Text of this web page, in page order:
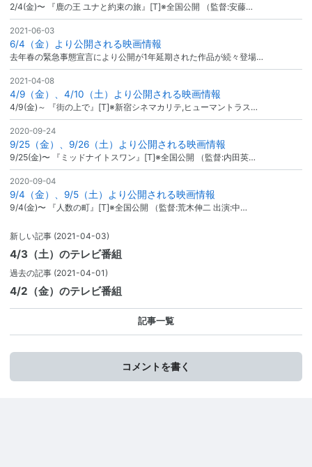
2/4(金)〜 『鹿の王 ユナと約束の旅』[T]※全国公開 （監督:安藤…
2021-06-03
6/4（金）より公開される映画情報
去年春の緊急事態宣言により公開が1年延期された作品が続々登場…
2021-04-08
4/9（金）、4/10（土）より公開される映画情報
4/9(金)～ 『街の上で』[T]※新宿シネマカリテ,ヒューマントラス…
2020-09-24
9/25（金）、9/26（土）より公開される映画情報
9/25(金)〜 『ミッドナイトスワン』[T]※全国公開 （監督:内田英…
2020-09-04
9/4（金）、9/5（土）より公開される映画情報
9/4(金)〜 『人数の町』[T]※全国公開 （監督:荒木伸二 出演:中…
新しい記事 (2021-04-03)
4/3（土）のテレビ番組
過去の記事 (2021-04-01)
4/2（金）のテレビ番組
記事一覧
コメントを書く